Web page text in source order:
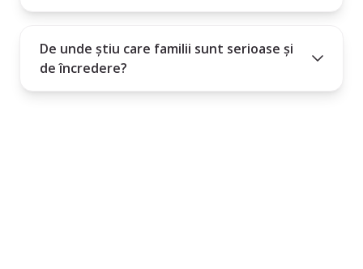
De unde știu care familii sunt serioase și
de încredere?